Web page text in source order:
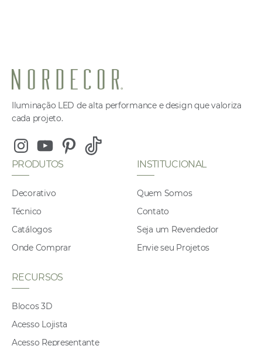
Iluminação LED de alta performance e design que valoriza
cada projeto.
InstagramYoutubePinterest
Tiktok
PRODUTOS
Decorativo
Técnico
Catálogos
Onde Comprar
INSTITUCIONAL
Quem Somos
Contato
Seja um Revendedor
Envie seu Projetos
RECURSOS
Blocos 3D
Acesso Lojista
Acesso Representante